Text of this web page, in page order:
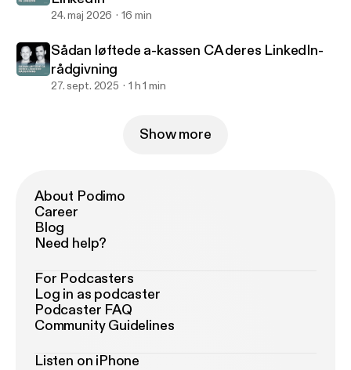
24. maj 2026 16 min
Sådan løftede a-kassen CA deres LinkedIn-
rådgivning
27. sept. 2025 1 h 1 min
Show more
About Podimo
Career
Blog
Need help?
For Podcasters
Log in as podcaster
Podcaster FAQ
Community Guidelines
Listen on iPhone